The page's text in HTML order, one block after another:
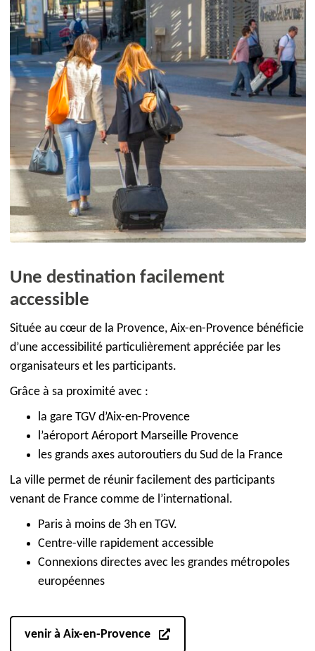
Une destination facilement
accessible
Située au cœur de la Provence, Aix-en-Provence bénéficie
d’une accessibilité particulièrement appréciée par les
organisateurs et les participants.
Grâce à sa proximité avec :
la gare TGV d’Aix-en-Provence
l’aéroport Aéroport Marseille Provence
les grands axes autoroutiers du Sud de la France
La ville permet de réunir facilement des participants
venant de France comme de l’international.
Paris à moins de 3h en TGV.
Centre-ville rapidement accessible
Connexions directes avec les grandes métropoles
européennes
venir à Aix-en-Provence